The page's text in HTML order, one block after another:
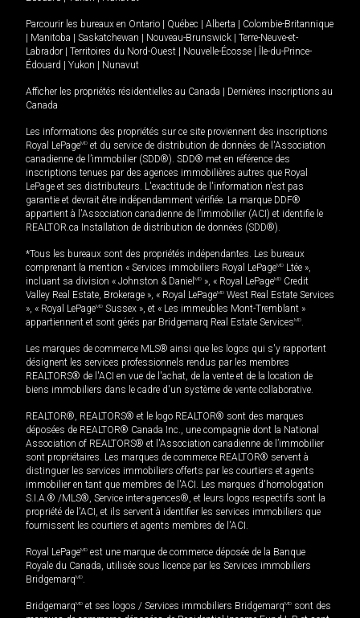
Parcourir les bureaux en Ontario Québec Alberta
Colombie-Britannique
Manitoba Saskatchewan Nouveau-Brunswick
Terre-Neuve-et-
Labrador
Territoires du Nord-Ouest Nouvelle-Écosse
Île-du-Prince-
Édouard
Yukon Nunavut
Afficher les propriétés résidentielles au Canada
Dernières inscriptions au
Canada
Les informations des propriétés sur ce site proviennent des inscriptions
Royal LePageMD et du service de distribution de données de l'Association
canadienne de l’immobilier (SDD®). SDD® met en référence des
inscriptions tenues par des agences immobilières autres que Royal
LePage et ses distributeurs. L'exactitude de l'information n'est pas
garantie et devrait être indépendamment vérifiée. La marque DDF®
appartient à l'Association canadienne de l’immobilier (ACI) et identifie le
REALTOR.ca Installation de distribution de données (SDD®).
*Tous les bureaux sont des propriétés indépendantes. Les bureaux
comprenant la mention « Services immobiliers Royal LePageMD Ltée »,
incluant sa division « Johnston & Daniel MD », « Royal LePageMD Credit
Valley Real Estate, Brokerage », « Royal LePageMD West Real Estate Services
», « Royal LePageMD Sussex », et « Les immeubles Mont-Tremblant »
appartiennent et sont gérés par Bridgemarq Real Estate ServicesMD.
Les marques de commerce MLS® ainsi que les logos qui s'y rapportent
désignent les services professionnels rendus par les membres
REALTORS® de l'ACI en vue de l'achat, de la vente et de la location de
biens immobiliers dans le cadre d'un système de vente collaborative.
REALTOR®, REALTORS® et le logo REALTOR® sont des marques
déposées de REALTOR® Canada Inc., une compagnie dont la National
Association of REALTORS® et l'Association canadienne de l’immobilier
sont propriétaires. Les marques de commerce REALTOR® servent à
distinguer les services immobiliers offerts par les courtiers et agents
immobilier en tant que membres de l'ACI. Les marques d'homologation
S.I.A.® /MLS®, Service inter-agences®, et leurs logos respectifs sont la
propriété de l'ACI, et ils servent à identifier les services immobiliers que
fournissent les courtiers et agents membres de l'ACI.
Royal LePageMD est une marque de commerce déposée de la Banque
Royale du Canada, utilisée sous licence par les Services immobiliers
BridgemarqMD.
BridgemarqMD et ses logos / Services immobiliers BridgemarqMD sont des